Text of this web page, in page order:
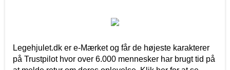
Legehjulet.dk er e-Mærket og får de højeste karakterer
på Trustpilot hvor over 6.000 mennesker har brugt tid på